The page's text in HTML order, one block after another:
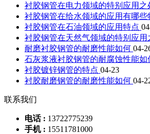
衬胶钢管在电力领域的特别应用之
衬胶钢管在给水领域的应用有哪些
衬胶钢管在石油领域的应用特点
衬胶钢管在天然气领域的特别应用
耐磨衬胶钢管的耐磨性能如何 04-
石灰浆液衬胶钢管的耐腐蚀性能如
衬胶镀锌钢管的特点 04-23
衬胶耐磨钢管的耐磨性能如何 04-
联系我们
电话 : 13722775239
手机 : 15511781000